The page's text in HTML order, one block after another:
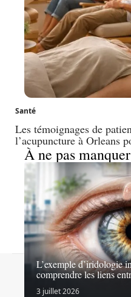
Santé
Les témoignages de
l’acupuncture à Orleans
À ne pas manquer
L’exemple d’iridologie
comprendre les liens
3 juillet 2026
Contact